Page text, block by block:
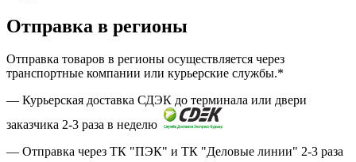
Отправка в регионы
Отправка товаров в регионы осуществляется через
транспортные компании или курьерские службы.*
— Курьерская доставка СДЭК до терминала или двери
заказчика 2-3 раза в неделю
— Отправка через ТК "ПЭК" и ТК "Деловые линии" 2-3 раза